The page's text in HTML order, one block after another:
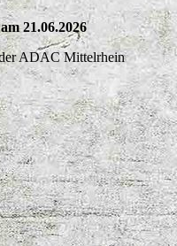
21.06.2026
ADAC Mittelrhein